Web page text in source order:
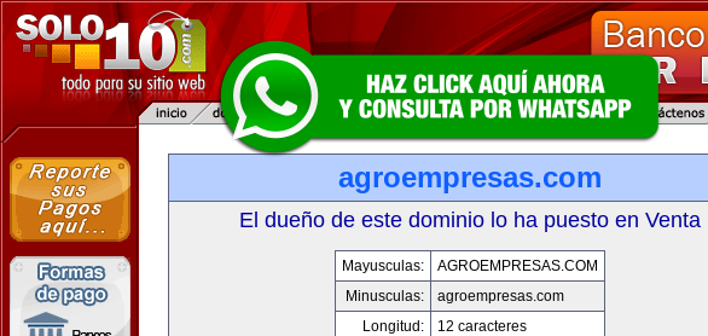
agroempresas.com
El dueño de este dominio lo ha puesto en Venta
Mayusculas:
AGROEMPRESAS.COM
Minusculas:
agroempresas.com
Longitud:
12 caracteres